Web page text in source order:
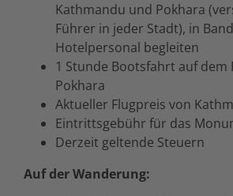
Kathmandu und Pokhara
Führer in jeder Stadt), in
Hotelpersonal begleiten
1 Stunde Bootsfahrt auf dem
Pokhara
Aktueller Flugpreis von
Eintrittsgebühr für das
Derzeit geltende Steuern
Auf der Wanderung: